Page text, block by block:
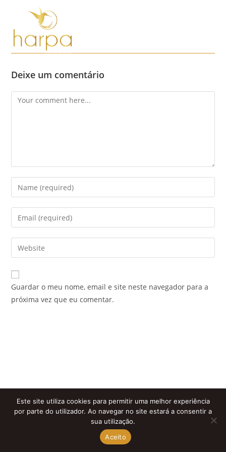
content
Deixe um comentário
Comment
Enter
your
name
comment
Enter
your
email
address
comment
Enter
your
website
URL
Guardar o meu nome, email e site neste navegador para a
próxima vez que eu comentar.
Este site utiliza cookies para permitir uma melhor experiência
por parte do utilizador. Ao navegar no site estará a consentir a
sua utilização.
Aceito